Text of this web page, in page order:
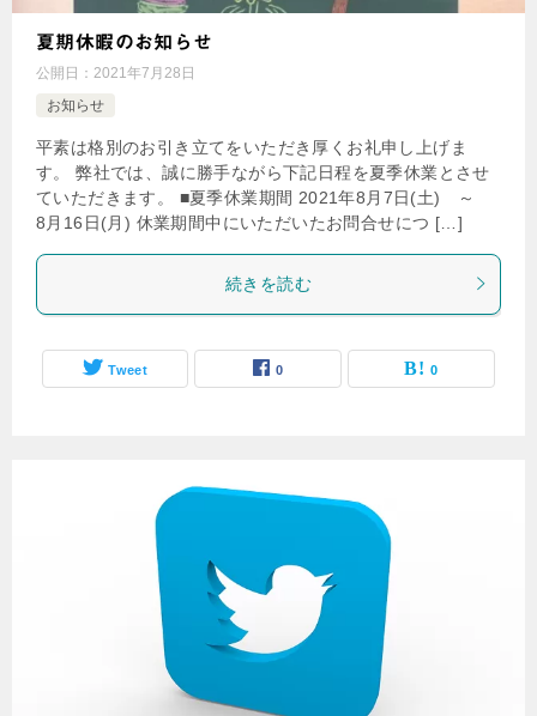
夏期休暇のお知らせ
公開日： 2021年7月28日
お知らせ
平素は格別のお引き立てをいただき厚くお礼申し上げま
す。 弊社では、誠に勝手ながら下記日程を夏季休業とさせ
ていただきます。 ■夏季休業期間 2021年8月7日(土) ～
8月16日(月) 休業期間中にいただいたお問合せにつ […]
続きを読む
Tweet 0 0